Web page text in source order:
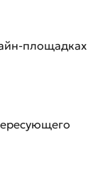
площадках